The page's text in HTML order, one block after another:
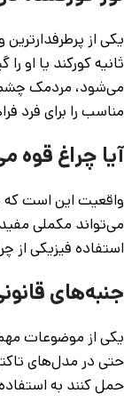
یکی از
ثانیه کورکند یا او
می‌شود، مردمک چشم
مناسب را برای فرد
آیا چراغ قوه
واقعیت این است که
می‌تواند مکملی
استفاده فیزیکی از
جنبه‌های
یکی از موضوعات
حتی در مدل‌های
حمل کنند به استفاده